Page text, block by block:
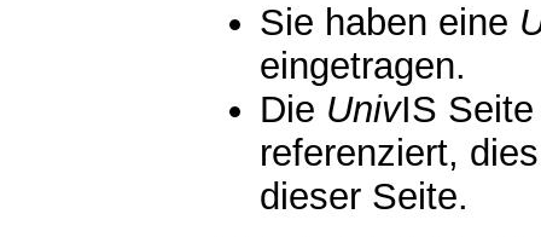
Sie haben eine
eingetragen.
Die UnivIS
referenziert,
dieser Seite.